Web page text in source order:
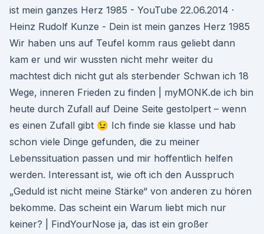
ist mein ganzes Herz 1985 - YouTube 22.06.2014 ·
Heinz Rudolf Kunze - Dein ist mein ganzes Herz 1985
Wir haben uns auf Teufel komm raus geliebt dann
kam er und wir wussten nicht mehr weiter du
machtest dich nicht gut als sterbender Schwan ich 18
Wege, inneren Frieden zu finden | myMONK.de ich bin
heute durch Zufall auf Deine Seite gestolpert – wenn
es einen Zufall gibt 😉 Ich finde sie klasse und hab
schon viele Dinge gefunden, die zu meiner
Lebenssituation passen und mir hoffentlich helfen
werden. Interessant ist, wie oft ich den Ausspruch
„Geduld ist nicht meine Stärke“ von anderen zu hören
bekomme. Das scheint ein Warum liebt mich nur
keiner? | FindYourNose ja, das ist ein großer